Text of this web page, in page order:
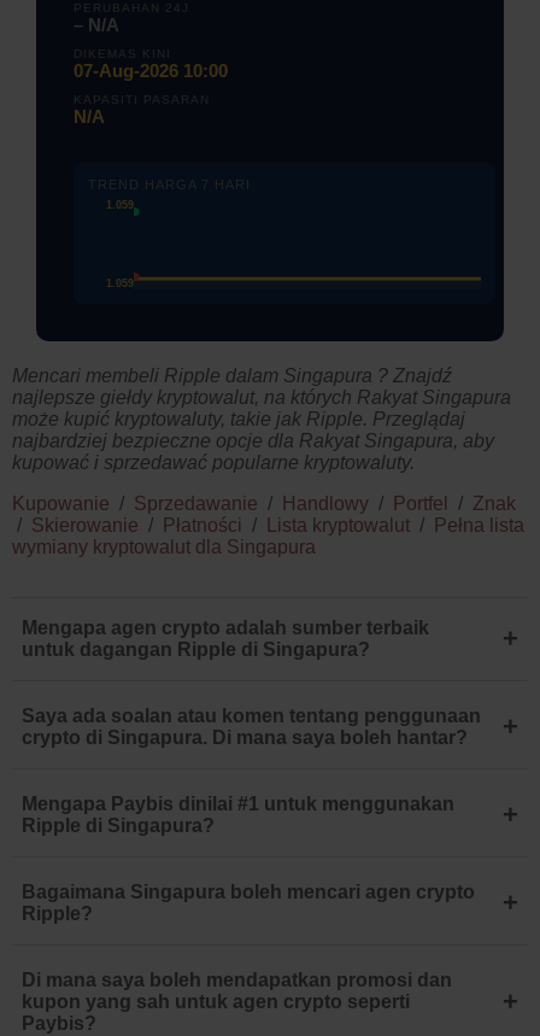
PERUBAHAN 24J
– N/A
DIKEMAS KINI
07-Aug-2026 10:00
KAPASITI PASARAN
N/A
TREND HARGA 7 HARI
1.059
1.059
Mencari membeli Ripple dalam Singapura ? Znajdź
najlepsze giełdy kryptowalut, na których Rakyat Singapura
może kupić kryptowaluty, takie jak Ripple. Przeglądaj
najbardziej bezpieczne opcje dla Rakyat Singapura, aby
kupować i sprzedawać popularne kryptowaluty.
Kupowanie / Sprzedawanie / Handlowy / Portfel / Znak
/ Skierowanie / Płatności / Lista kryptowalut /
Pełna lista
wymiany kryptowalut dla Singapura
Mengapa agen crypto adalah sumber terbaik
untuk dagangan Ripple di Singapura?
+
Saya ada soalan atau komen tentang penggunaan
crypto di Singapura. Di mana saya boleh hantar?
+
Mengapa Paybis dinilai #1 untuk menggunakan
Ripple di Singapura?
+
Bagaimana Singapura boleh mencari agen crypto
Ripple?
+
Di mana saya boleh mendapatkan promosi dan
kupon yang sah untuk agen crypto seperti
Paybis?
+